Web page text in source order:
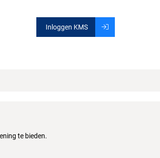
Inloggen KMS
te bieden.